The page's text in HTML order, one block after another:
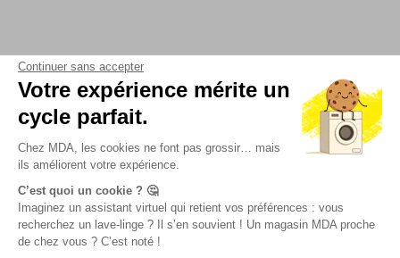
Continuer sans accepter
Votre expérience mérite un
cycle parfait.
Chez MDA, les cookies ne font pas grossir… mais
ils améliorent votre expérience.
C’est quoi un cookie ? 🤔
Imaginez un assistant virtuel qui retient vos préférences : vous
recherchez un lave-linge ? Il s’en souvient ! Un magasin MDA proche
de chez vous ? C’est noté !